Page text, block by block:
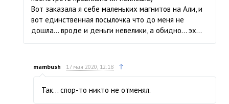
Вот заказала я себе маленьких магнитов на Али, и
вот единственная посылочка что до меня не
дошла… вроде и деньги невелики, а обидно… эх…
mambush 17 мая 2020, 12:18 ↑
Так… спор-то никто не отменял.